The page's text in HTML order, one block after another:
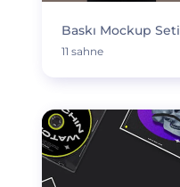
Baskı Mockup Seti
11 sahne